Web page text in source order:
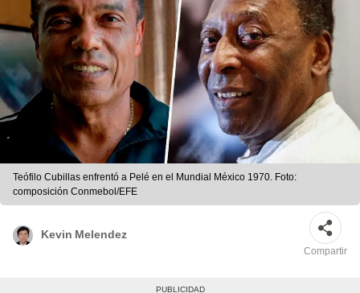
Teófilo Cubillas enfrentó a Pelé en el Mundial México 1970. Foto:
composición Conmebol/EFE
Kevin Melendez
Compartir